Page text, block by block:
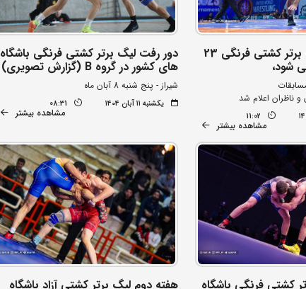
دور برگشت لیگ برتر کشتی فرنگی 23
شود،
و ناظران اعلام شد
11:02
مشاهده بیشتر
دور رفت لیگ برتر کشتی فرنگی باشگاه
های کشور در گروه B (گزارش تصویری)
شیراز - پنج شنبه 8 آبان ماه
یکشنبه ۱۱ آبان ۱۴۰۴ 08:31
مشاهده بیشتر
کشتی فرنگی باشگاه هفته دوم لیگ برتر کشتی آزاد باشگاه